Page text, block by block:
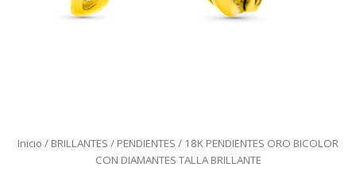
Inicio / BRILLANTES / PENDIENTES / 18K PENDIENTES ORO BICOLOR
CON DIAMANTES TALLA BRILLANTE